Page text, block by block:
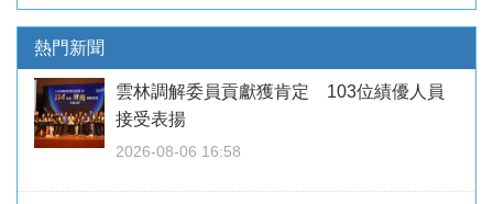
熱門新聞
雲林調解委員貢獻獲肯定 103位績優人員
接受表揚
2026-08-06 16:58